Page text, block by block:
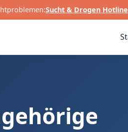
Sucht & Drogen